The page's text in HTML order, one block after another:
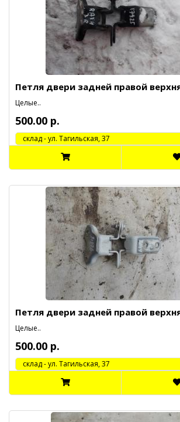
Петля двери задней правой
Целые..
500.00 р.
cклад - ул. Тагильская, 37
Петля двери задней правой
Целые..
500.00 р.
cклад - ул. Тагильская, 37